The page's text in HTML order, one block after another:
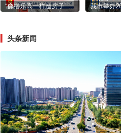
“像搭乐高一样造房子” 内蒙古景优开足马力赶订单
头条新闻